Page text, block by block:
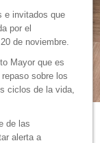
e invitados que
por el
de noviembre.
Mayor que es
sobre los
ciclos de la vida,
de las
alerta a